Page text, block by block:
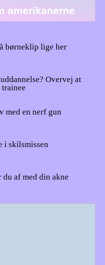
amerikanerne
børneklip lige her
Overvej at
med en nerf gun
i skilsmissen
du af med din akne